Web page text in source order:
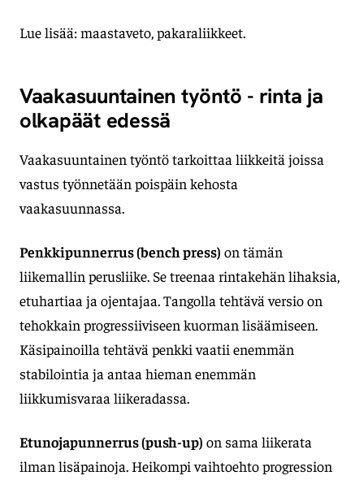
Lue lisää: maastaveto, pakaraliikkeet.
Vaakasuuntainen työntö - rinta ja
olkapäät edessä
Vaakasuuntainen työntö tarkoittaa liikkeitä joissa
vastus työnnetään poispäin kehosta
vaakasuunnassa.
Penkkipunnerrus (bench press) on tämän
liikemallin perusliike. Se treenaa rintakehän lihaksia,
etuhartiaa ja ojentajaa. Tangolla tehtävä versio on
tehokkain progressiiviseen kuorman lisäämiseen.
Käsipainoilla tehtävä penkki vaatii enemmän
stabilointia ja antaa hieman enemmän
liikkumisvaraa liikeradassa.
Etunojapunnerrus (push-up) on sama liikerata
ilman lisäpainoja. Heikompi vaihtoehto progression